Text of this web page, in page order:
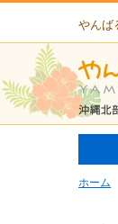
やんば
ホーム